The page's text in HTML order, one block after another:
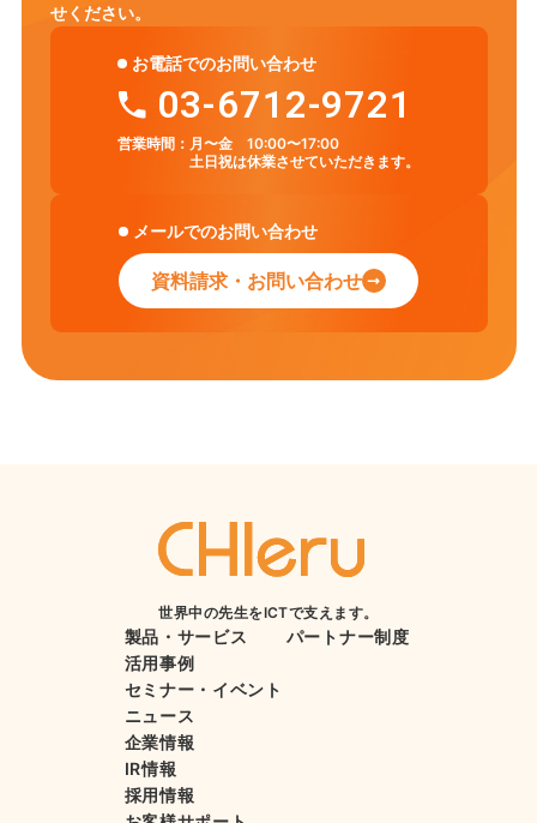
せください。
お電話でのお問い合わせ
03-6712-9721
営業時間： 月〜金 10:00〜17:00
土日祝は休業させていただきます。
メールでのお問い合わせ
資料請求・お問い合わせ
世界中の先生をICTで支えます。
製品・サービス
活用事例
セミナー・イベント
ニュース
企業情報
IR情報
採用情報
パートナー制度